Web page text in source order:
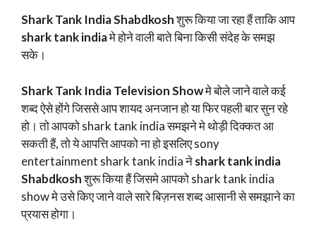
Shark Tank India Shabdkoshशुरू किया जा रहा हैं ताकि आप
shark tank indiaमे होने वाली बाते बिना किसी संदेह के समझ
सके।
Shark Tank India Television Showमे बोले जाने वाले कई
शब्द ऐसे होंगे जिससे आप शायद अनजान हो या फिर पहली बार सुन रहे
हो। तो आपको shark tank india समझने मे थोड़ी दिक्कत आ
सकती हैं, तो ये आपत्ति आपको ना हो इसलिए sony
entertainment shark tank india नेshark tank india
Shabdkoshशुरू किया हैं जिसमे आपको shark tank india
show मे उसे किए जाने वाले सारे बिज़नस शब्द आसानी से समझाने का
प्रयास होगा।